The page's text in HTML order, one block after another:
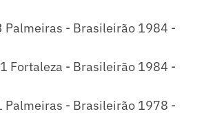
Palmeiras - Brasileirão 1984 -
Fortaleza - Brasileirão 1984 -
Palmeiras - Brasileirão 1978 -